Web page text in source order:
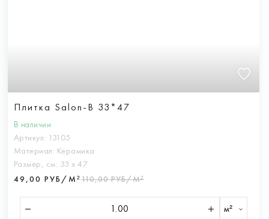
Плитка Salon-B 33*47
В наличии
Артикул: 13105
Материал: Керамика
Размер, см: 33 х 47
49,00 РУБ/М²110,00 РУБ/М²
м²